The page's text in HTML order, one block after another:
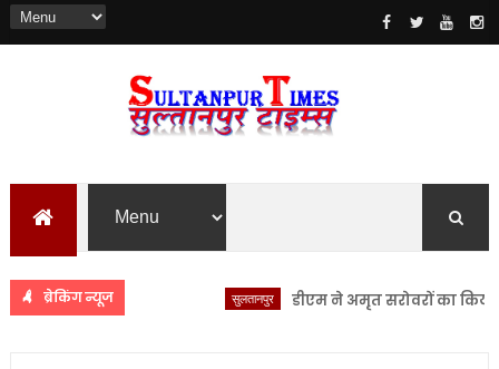
ब्रेकिंग न्यूज डीएम ने अमृत सरोवरों का किया स्थलीय